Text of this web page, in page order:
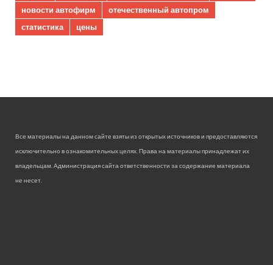
новости автофирм
отечественный автопром
статистика
цены
Все материалы на данном сайте взяты из открытых источников и предоставляются
исключительно в ознакомительных целях. Права на материалы принадлежат их
владельцам. Администрация сайта ответственности за содержание материала
не несет.